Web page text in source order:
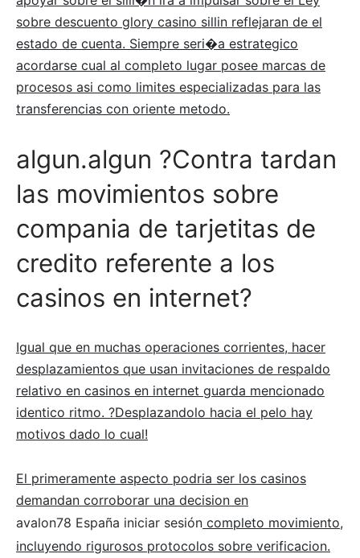
sobre descuento glory casino sillin reflejaran de el
estado de cuenta. Siempre seri�a estrategico
acordarse cual al completo lugar posee marcas de
procesos asi como limites especializadas para las
transferencias con oriente metodo.
algun.algun ?Contra tardan
las movimientos sobre
compania de tarjetitas de
credito referente a los
casinos en internet?
Igual que en muchas operaciones corrientes, hacer
desplazamientos que usan invitaciones de respaldo
relativo en casinos en internet guarda mencionado
identico ritmo. ?Desplazandolo hacia el pelo hay
motivos dado lo cual!
El primeramente aspecto podria ser los casinos
demandan corroborar una decision en
avalon78 España iniciar sesión completo movimiento,
incluyendo rigurosos protocolos sobre verificacion.